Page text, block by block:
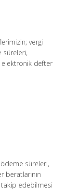
vergi
süreleri,
defter
süreleri,
takip edebilmesi